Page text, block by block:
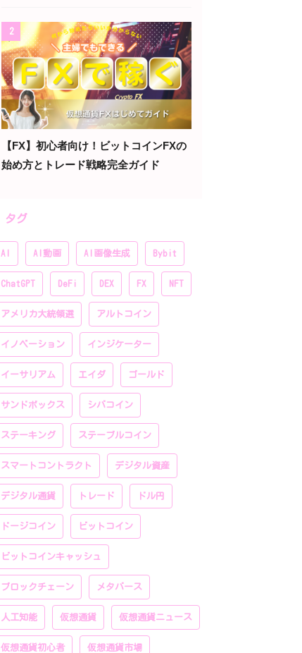
2
【FX】初心者向け！ビットコインFXの
始め方とトレード戦略完全ガイド
タグ
AI AI動画 AI画像生成 Bybit
ChatGPT DeFi DEX FX NFT
アメリカ大統領選 アルトコイン
イノベーション インジケーター
イーサリアム エイダ ゴールド
サンドボックス シバコイン
ステーキング ステーブルコイン
スマートコントラクト デジタル資産
デジタル通貨 トレード ドル円
ドージコイン ビットコイン
ビットコインキャッシュ
ブロックチェーン メタバース
人工知能 仮想通貨 仮想通貨ニュース
仮想通貨初心者 仮想通貨市場